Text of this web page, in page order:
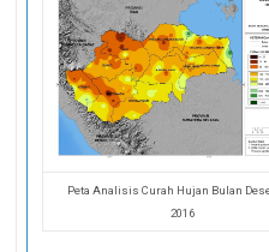
Peta Analisis Curah Hujan Bulan
2016